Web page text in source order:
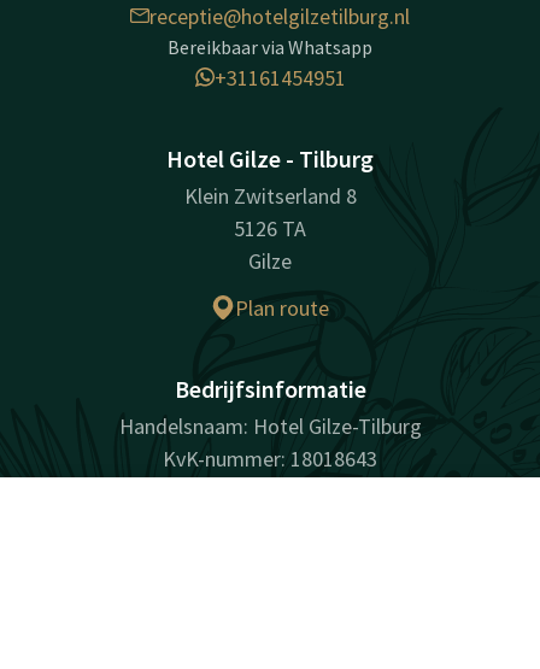
receptie@hotelgilzetilburg.nl
Bereikbaar via Whatsapp
+31161454951
Hotel Gilze - Tilburg
Klein Zwitserland 8
5126 TA
Gilze
Plan route
Bedrijfsinformatie
Handelsnaam: Hotel Gilze-Tilburg
KvK-nummer: 18018643